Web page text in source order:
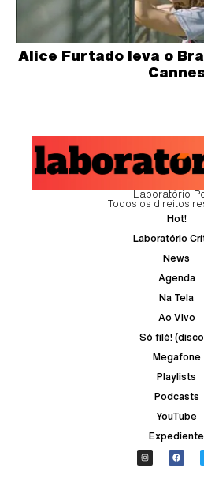
Alice Furtado leva o
Laboratório
Todos os direitos
Hot!
Laboratório
News
Agenda
Na Tela
Ao Vivo
Só filé!
Megafone
Playlists
Podcasts
YouTube
Expediente